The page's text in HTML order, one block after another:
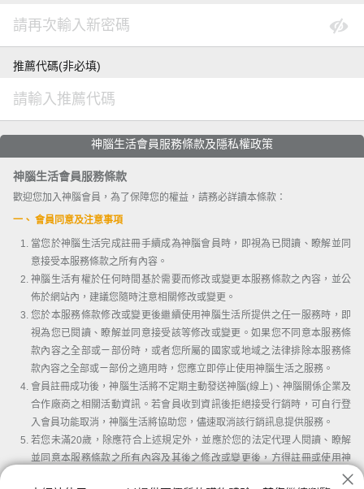
推薦代碼(非必填)
神腦生活會員服務條款及隱私權政策
神腦生活會員服務條款
歡迎您加入神腦會員，為了保障您的權益，請務必詳讀本條款：
一、 會員同意及注意事項
當您於神腦生活完成註冊手續成為神腦會員時，即視為已閱讀、瞭解並同
意接受本服務條款之所有內容。
神腦生活有權於任何時間基於需要而修改或變更本服務條款之內容，並公
佈於網站內，建議您隨時注意相關修改或變更。
您於本服務條款修改或變更後繼續使用神腦生活所提供之任一服務時，即
視為您已閱讀、瞭解並同意接受該等修改或變更。如果您不同意本服務條
款內容之全部或ㄧ部份時，或者您所屬的國家或地域之法律排除本服務條
款內容之全部或ㄧ部份之適用時，您應立即停止使用神腦生活之服務。
會員註冊成功後，神腦生活將不定期主動發送神腦(線上)、神腦關係企業及
合作廠商之相關活動資訊。若會員收到資訊後拒絕接受行銷時，可自行登
入會員功能取消，神腦生活將協助您，儘速取消該行銷訊息提供服務。
若您未滿20歲，除應符合上述規定外，並應於您的法定代理人閱讀、瞭解
並同意本服務條款之所有內容及其後之修改或變更後，方得註冊或使用神
腦生活。當您使用或繼續使用神腦生活所提供之任一服務時，即推定您的